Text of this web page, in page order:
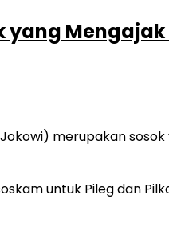
yang
merupakan